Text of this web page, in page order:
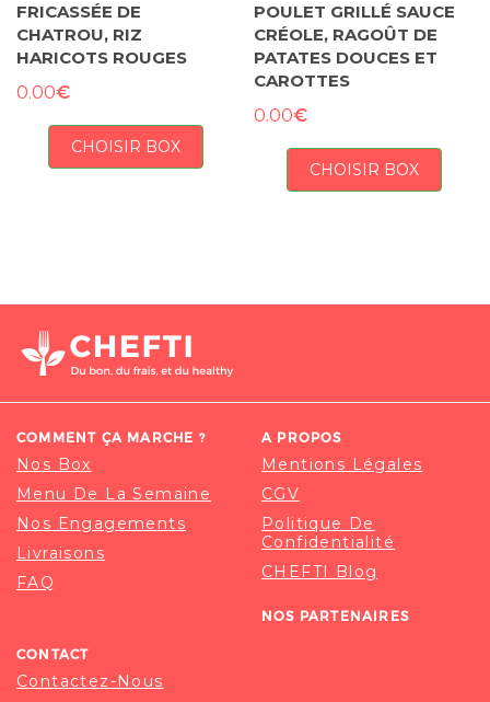
FRICASSÉE DE
CHATROU, RIZ
HARICOTS ROUGES
0.00€
CHOISIR BOX
POULET GRILLÉ SAUCE
CRÉOLE, RAGOÛT DE
PATATES DOUCES ET
CAROTTES
0.00€
CHOISIR BOX
COMMENT ÇA MARCHE ?
Nos Box
Menu De La Semaine
Nos Engagements
Livraisons
FAQ
A PROPOS
Mentions Légales
CGV
Politique De
Confidentialité
CHEFTI Blog
NOS PARTENAIRES
CONTACT
Contactez-Nous